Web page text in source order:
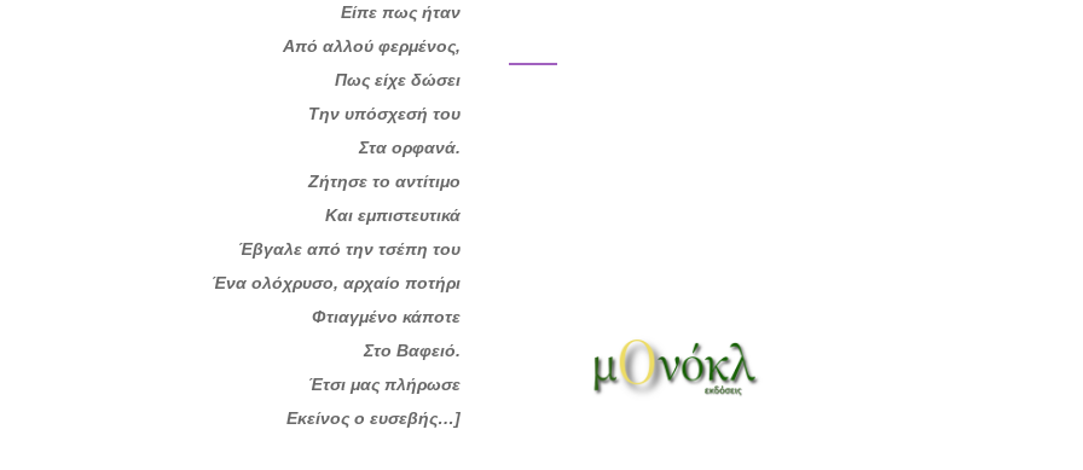
Είπε πως ήταν
Από αλλού φερμένος,
Πως είχε δώσει
Την υπόσχεσή του
Στα ορφανά.
Ζήτησε το αντίτιμο
Και εμπιστευτικά
Έβγαλε από την τσέπη του
Ένα ολόχρυσο, αρχαίο ποτήρι
Φτιαγμένο κάποτε
Στο Βαφειό.
Έτσι μας πλήρωσε
Εκείνος ο ευσεβής…]